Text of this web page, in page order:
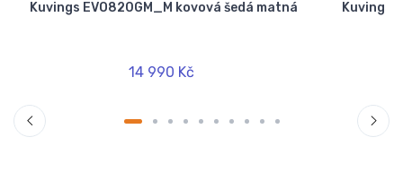
Kuvings EVO820GM_M kovová šedá matná
14 990 Kč
Kuvings